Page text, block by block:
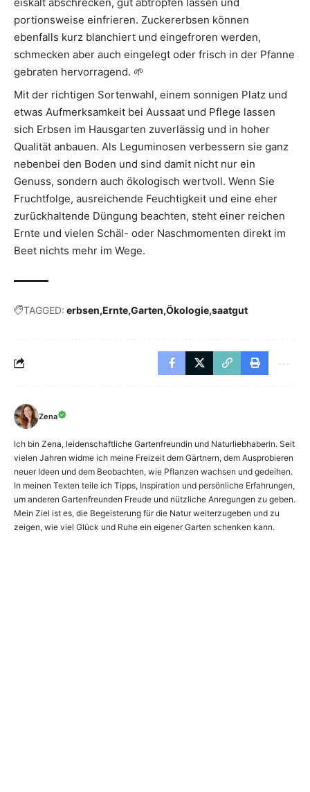
eiskalt abschrecken, gut abtropfen lassen und
portionsweise einfrieren. Zuckererbsen können
ebenfalls kurz blanchiert und eingefroren werden,
schmecken aber auch eingelegt oder frisch in der Pfanne
gebraten hervorragend. 🌱
Mit der richtigen Sortenwahl, einem sonnigen Platz und
etwas Aufmerksamkeit bei Aussaat und Pflege lassen
sich Erbsen im Hausgarten zuverlässig und in hoher
Qualität anbauen. Als Leguminosen verbessern sie ganz
nebenbei den Boden und sind damit nicht nur ein
Genuss, sondern auch ökologisch wertvoll. Wenn Sie
Fruchtfolge, ausreichende Feuchtigkeit und eine eher
zurückhaltende Düngung beachten, steht einer reichen
Ernte und vielen Schäl- oder Naschmomenten direkt im
Beet nichts mehr im Wege.
TAGGED: erbsen Ernte Garten Ökologie saatgut
Zena
Ich bin Zena, leidenschaftliche Gartenfreundin und Naturliebhaberin. Seit
vielen Jahren widme ich meine Freizeit dem Gärtnern, dem Ausprobieren
neuer Ideen und dem Beobachten, wie Pflanzen wachsen und gedeihen.
In meinen Texten teile ich Tipps, Inspiration und persönliche Erfahrungen,
um anderen Gartenfreunden Freude und nützliche Anregungen zu geben.
Mein Ziel ist es, die Begeisterung für die Natur weiterzugeben und zu
zeigen, wie viel Glück und Ruhe ein eigener Garten schenken kann.